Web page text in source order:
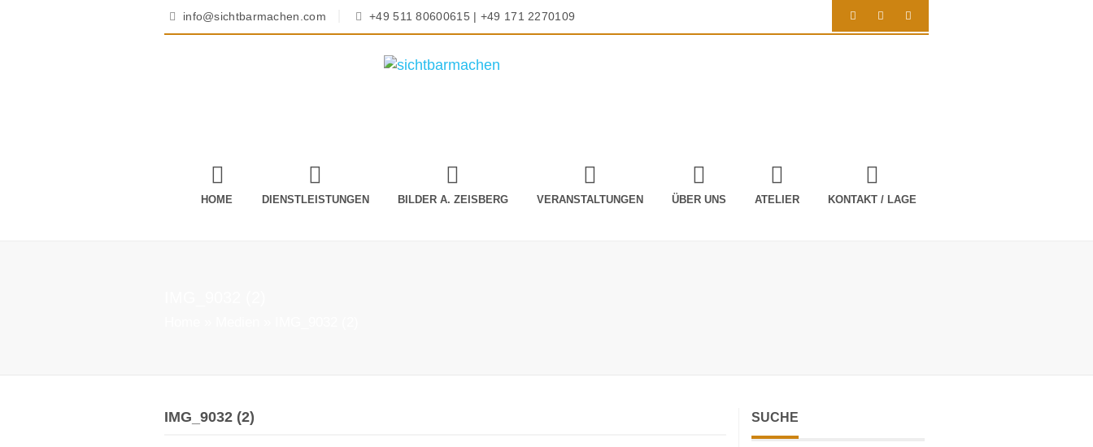
info@sichtbarmachen.com +49 511 80600615 | +49 171 2270109
HOME DIENSTLEISTUNGEN BILDER A. ZEISBERG VERANSTALTUNGEN ÜBER UNS ATELIER KONTAKT / LAGE
IMG_9032 (2) SUCHE